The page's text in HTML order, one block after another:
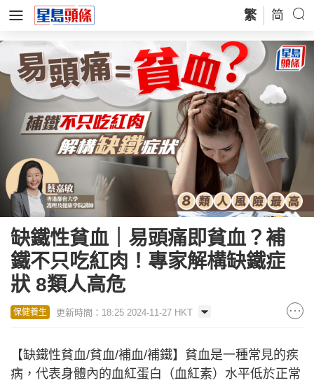
繁 简
缺鐵性貧血｜易頭痛即貧血？補
鐵不只吃紅肉！專家解構缺鐵症
狀 8類人高危
保健養生 更新時間：18:25 2024-11-27 HKT
【缺鐵性貧血/貧血/補血/補鐵】貧血是一種常見的疾
病，代表身體內的血紅蛋白（血紅素）水平低於正常